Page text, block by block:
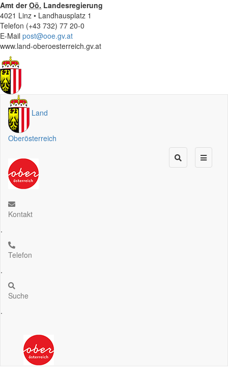
Amt derOö. Landesregierung
4021 Linz • Landhausplatz 1
Telefon (+43 732) 77 20-0
E-Mail post@ooe.gv.at
www.land-oberoesterreich.gv.at
Land
Oberösterreich
Kontakt
.
Telefon
.
Suche
.